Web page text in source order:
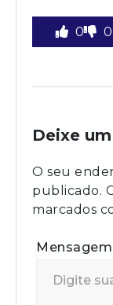
0 0
Deixe
O seu
publicado.
marcados
Mensagem